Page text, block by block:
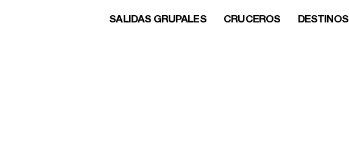
SALIDAS GRUPALES CRUCEROS DESTINOS